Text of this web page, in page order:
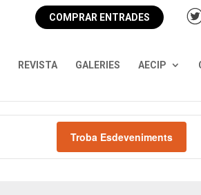
COMPRAR ENTRADES
REVISTA GALERIES AECIP
Troba Esdeveniments